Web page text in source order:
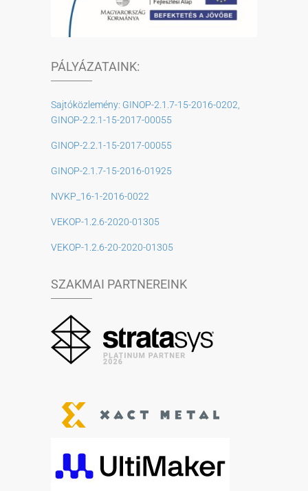
PÁLYÁZATAINK:
Sajtóközlemény: GINOP-2.1.7-15-2016-0202,
GINOP-2.2.1-15-2017-00055
GINOP-2.2.1-15-2017-00055
GINOP-2.1.7-15-2016-01925
NVKP_16-1-2016-0022
VEKOP-1.2.6-2020-01305
VEKOP-1.2.6-20-2020-01305
SZAKMAI PARTNEREINK